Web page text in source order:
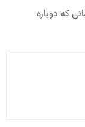
که دوباره